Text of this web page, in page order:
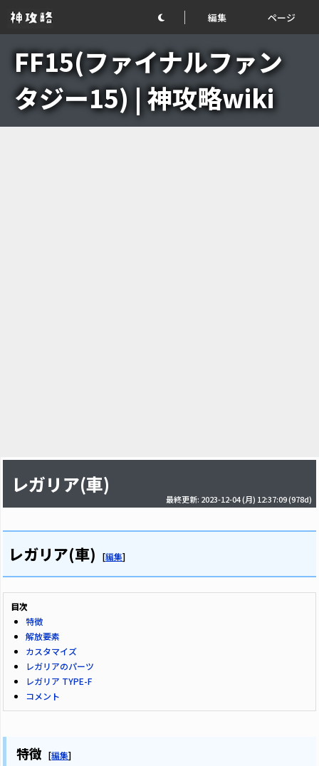
編集 ページ
FF15(ファイナルファン
タジー15) | 神攻略wiki
レガリア(車)
最終更新: 2023-12-04 (月) 12:37:09(978d)
レガリア(車) [編集]
目次
特徴
解放要素
カスタマイズ
レガリアのパーツ
レガリア TYPE-F
コメント
特徴 [編集]